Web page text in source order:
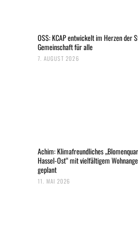
OSS: KCAP entwickelt im Herzen der
Gemeinschaft für alle
7. AUGUST 2026
Achim: Klimafreundliches
Hassel-Ost“ mit vielfältigem
geplant
11. MAI 2026